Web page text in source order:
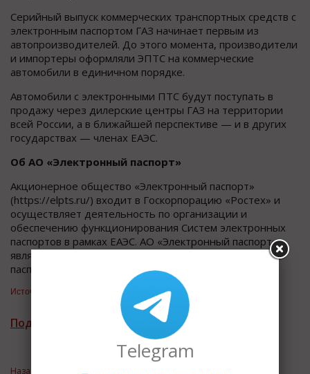
Серийный выпуск коммерческих транспортных средств с
электронным паспортом ГАЗ начинает первым из
автопроизводителей. До этого момента, производители
и импортеры оформляли ЭПТС на коммерческие
автомобили в единичном порядке.
Автомобили с электронными ПТС будут поступать в
продажу через дилерские центры ГАЗ на территории
всей России, а в ближайшей перспективе — и в других
государствах — членах ЕАЭС.
Об АО «Электронный паспорт»
Акционерное общество «Электронный паспорт»
(https://elpts.ru/) входит в Госкорпорацию «Ростех» и
осуществляет деятельность по организации и
обеспечению функционирования Систем электронных
паспортов в рамках ЕАЭС. АО «Электронный паспорт»
является администратором Систем электронных
паспортов в ЕАЭС.
Источник информации:
Подписаться на рассылку новостей
Назад к рубрике «ВАЖНЫЕ НОВОСТИ»
Telegram